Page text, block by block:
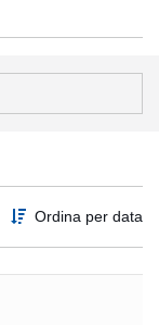
Ordina per data